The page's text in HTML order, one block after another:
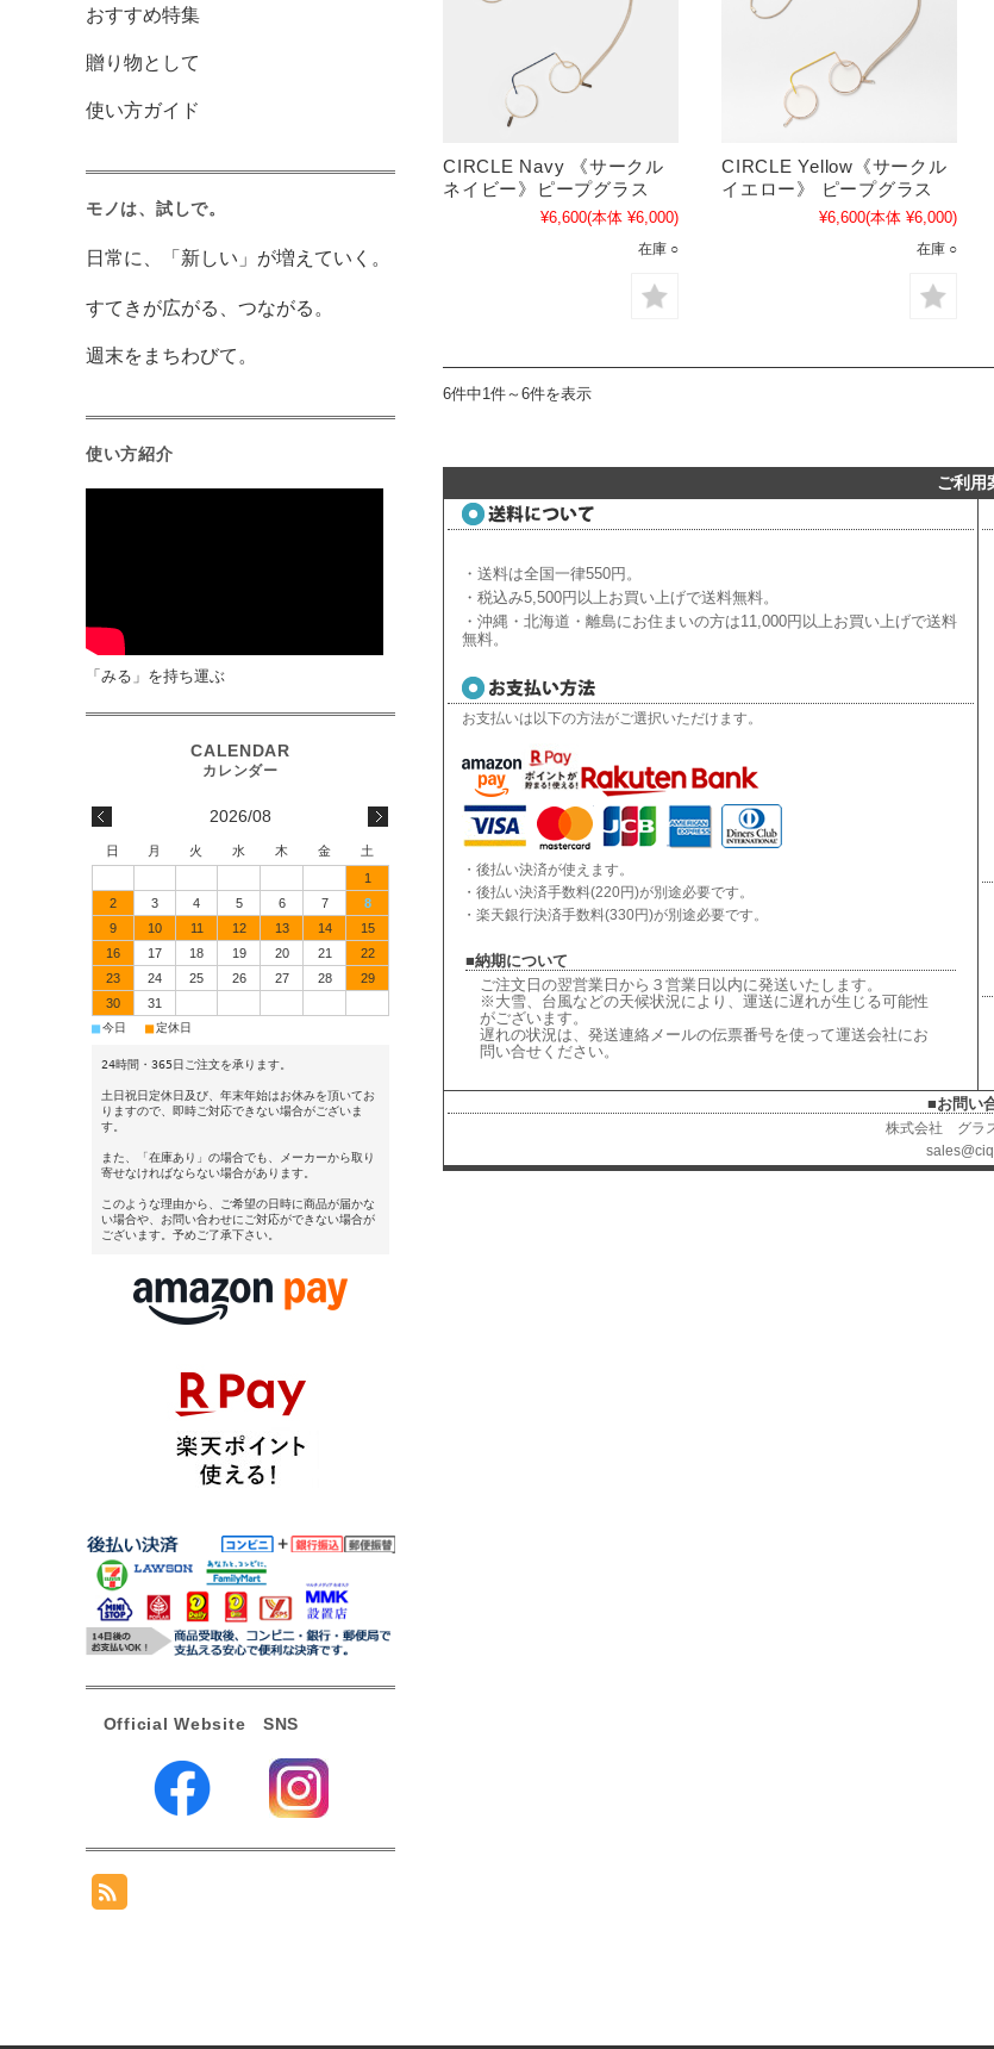
CIRCLE Navy 《サークル
ネイビー》ピープグラス
¥6,600(本体 ¥6,000)
在庫 ○
CIRCLE Yellow《サークル
イエロー》 ピープグラス
¥6,600(本体 ¥6,000)
在庫 ○
6件中1件～6件を表示
ご利用
・送料は全国一律550円。
・税込み5,500円以上お買い上げで送料無料。
・沖縄・北海道・離島にお住まいの方は11,000円以上お買い上げで送料
無料。
お支払いは以下の方法がご選択いただけます。
・後払い決済が使えます。
・後払い決済手数料(220円)が別途必要です。
・楽天銀行決済手数料(330円)が別途必要です。
■納期について
ご注文日の翌営業日から３営業日以内に発送いたします。
※大雪、台風などの天候状況により、 運送に遅れが生じる可能性
がございます。
遅れの状況は、 発送連絡メールの伝票番号を使って運送会社にお
問い合せください。
■お問い
株式会社 グラ
おすすめ特集
贈り物として
使い方ガイド
モノは、試しで。
日常に、「新しい」が増えていく。
すてきが広がる、つながる。
週末をまちわびて。
使い方紹介
「みる」を持ち運ぶ
2026/08
日 月 火 水 木 金
土
1
2
3 4 5 6 7
8
9
10 11 12 13 14
15
16
17 18 19 20 21
22
23
24 25 26 27 28
29
30
31
■今日 ■定休日
24時間・365日ご注文を承ります。
土日祝日定休日及び、年末年始はお休みを頂いてお
りますので、即時ご対応できない場合がございま
す。
また、「在庫あり」の場合でも、メーカーから取り
寄せなければならない場合があります。
このような理由から、ご希望の日時に商品が届かな
い場合や、お問い合わせにご対応ができない場合が
ございます。予めご了承下さい。
Official Website SNS